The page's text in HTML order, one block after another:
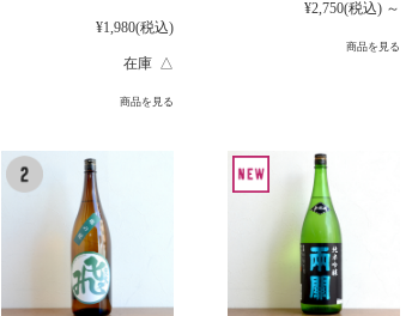
¥1,980(税込)
在庫 △
商品を見る
¥2,750(税込) ～
商品を見る